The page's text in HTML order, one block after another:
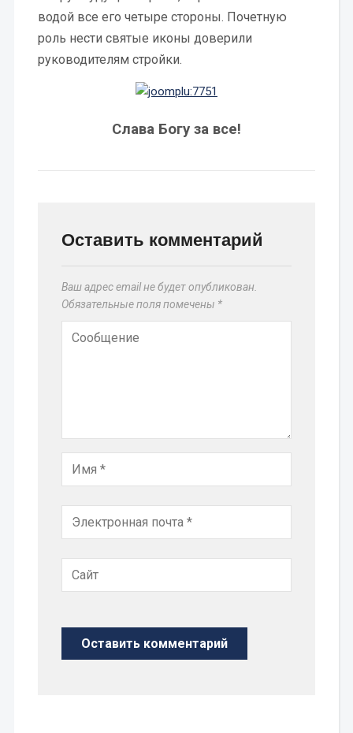
водой все его четыре стороны. Почетную
роль нести святые иконы доверили
руководителям стройки.
Слава Богу за все!
Оставить комментарий
Ваш адрес email не будет опубликован.
Обязательные поля помечены *